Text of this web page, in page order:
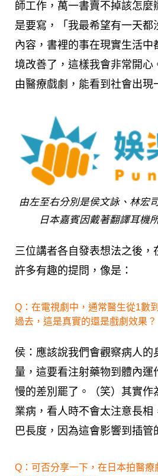
師工作，萬一書賣不掉該怎麼
是要寫，「我最希望有一天都
內容，書裡的事在現實生活中
境改善了，這樣我會非常開心
由醫療戲劇，能看到社會出現
由左至右分別是侯文詠、林宏
日本嘉賓因戴著翻譯耳機
三位講者各自發表想法之後，
許多有趣的提問，像是：
Q：在電視劇中，通常醫生從1數
過去，這是真實的還是戲劇效果？
侯：應該說我們會觀察病人的
量，這要看注射藥物到體內運
慢的差別罷了。（笑）其實作
業病，看人時不會太注意長相
巴長度，因為這會影響到插管
Q：可否分享一下，在日本拍醫療